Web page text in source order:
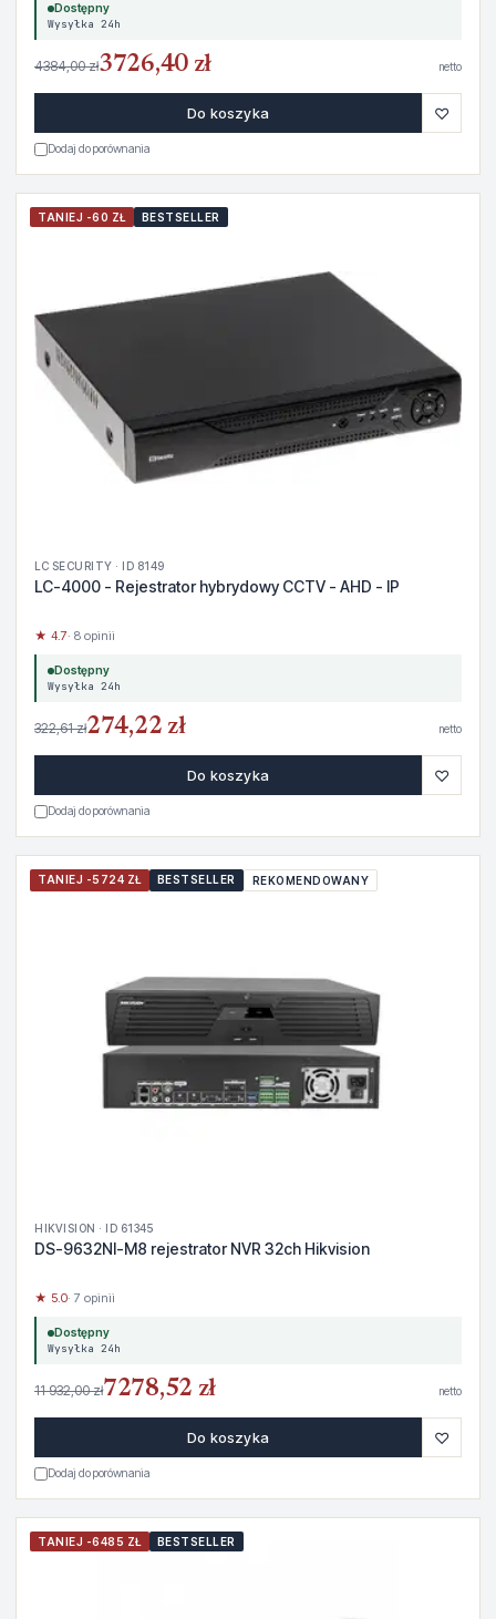
Dostępny
Wysyłka 24h
4384,00 zł3726,40 zł netto
Do koszyka ♡
Dodaj do porównania
TANIEJ -60 ZŁ BESTSELLER
LC SECURITY · ID 8149
LC-4000 - Rejestrator hybrydowy CCTV - AHD - IP
★ 4.7· 8 opinii
Dostępny
Wysyłka 24h
322,61 zł274,22 zł netto
Do koszyka ♡
Dodaj do porównania
TANIEJ -5724 ZŁ BESTSELLER REKOMENDOWANY
HIKVISION · ID 61345
DS-9632NI-M8 rejestrator NVR 32ch Hikvision
★ 5.0· 7 opinii
Dostępny
Wysyłka 24h
11 932,00 zł7278,52 zł netto
Do koszyka ♡
Dodaj do porównania
TANIEJ -6485 ZŁ BESTSELLER